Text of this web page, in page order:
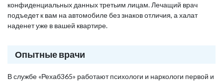
конфиденциальных данных третьим лицам. Лечащий врач
подъедет к вам на автомобиле без знаков отличия, а халат
наденет уже в вашей квартире.
Опытные врачи
В службе «Рехаб365» работают психологи и наркологи первой и